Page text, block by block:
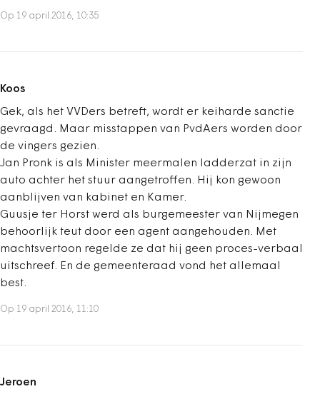
Op 19 april 2016, 10:35
Koos
Gek, als het VVDers betreft, wordt er keiharde sanctie
gevraagd. Maar misstappen van PvdAers worden door
de vingers gezien.
Jan Pronk is als Minister meermalen ladderzat in zijn
auto achter het stuur aangetroffen. Hij kon gewoon
aanblijven van kabinet en Kamer.
Guusje ter Horst werd als burgemeester van Nijmegen
behoorlijk teut door een agent aangehouden. Met
machtsvertoon regelde ze dat hij geen proces-verbaal
uitschreef. En de gemeenteraad vond het allemaal
best.
Op 19 april 2016, 11:10
Jeroen